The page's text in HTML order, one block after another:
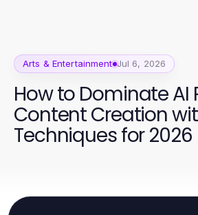
Arts & Entertainment Jul 6, 2026
How to Dominate AI
Content Creation
Techniques for 2026